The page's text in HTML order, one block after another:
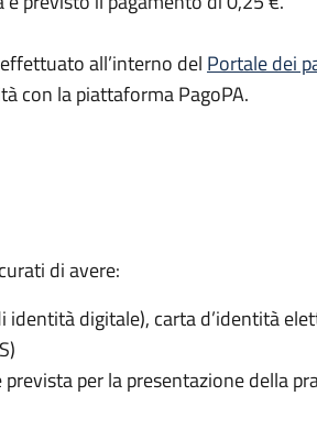
all’interno del Portale dei
con la piattaforma PagoPA.
di avere:
identità digitale), carta d’identità
per la presentazione della